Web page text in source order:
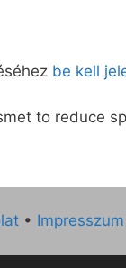
be kell
to reduce
• Impresszum